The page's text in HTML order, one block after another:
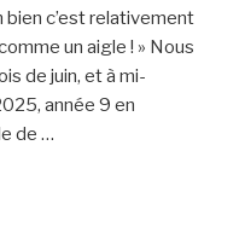
c’est relativement
un aigle ! » Nous
de juin, et à mi-
année 9 en
de …